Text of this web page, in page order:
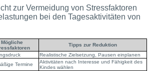
zur Vermeidung von Stressfaktoren
bei den Tagesaktivitäten von
Mögliche
Tipps zur Reduktion
Realistische Zielsetzung, Pausen einplanen
Termine
Aktivitäten nach Interesse und Fähigkeit des
Kindes wählen